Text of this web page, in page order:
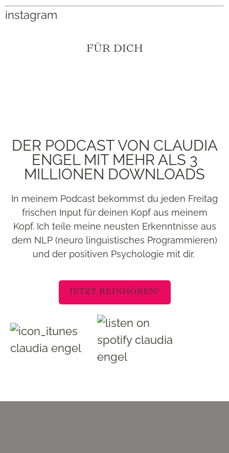
instagram
FÜR DICH
DER PODCAST VON CLAUDIA
ENGEL MIT MEHR ALS 3
MILLIONEN DOWNLOADS
In meinem Podcast bekommst du jeden Freitag
frischen Input für deinen Kopf aus meinem
Kopf. Ich teile meine neusten Erkenntnisse aus
dem NLP (neuro linguistisches Programmieren)
und der positiven Psychologie mit dir.
JETZT REINHÖREN!